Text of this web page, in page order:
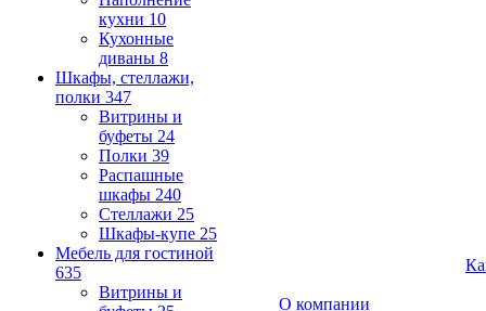
кухни 10
Кухонные
диваны 8
Шкафы, стеллажи,
полки 347
Витрины и
буфеты 24
Полки 39
Распашные
шкафы 240
Стеллажи 25
Шкафы-купе 25
Мебель для гостиной
635
Витрины и
О компании